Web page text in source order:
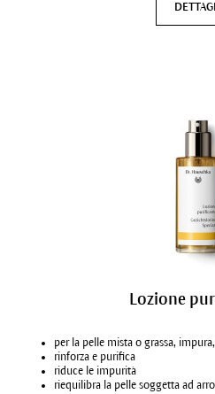
Lozione
per la pelle mista o grassa,
rinforza e purifica
riduce le impurità
riequilibra la pelle soggetta ad